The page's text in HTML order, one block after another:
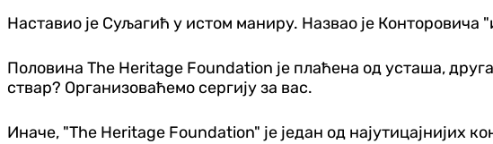
Наставио је Суљагић у истом маниру. Назвао је
Половина The Heritage Foundation је плаћена од усташа,
ствар? Организоваћемо сергију за вас.
Иначе, "The Heritage Foundation" је један од